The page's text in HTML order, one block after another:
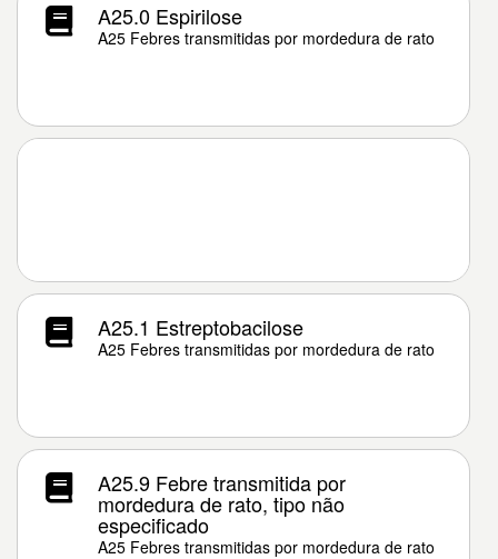
A25.0 Espirilose
A25 Febres transmitidas por mordedura de rato
A25.1 Estreptobacilose
A25 Febres transmitidas por mordedura de rato
A25.9 Febre transmitida por
mordedura de rato, tipo não
especificado
A25 Febres transmitidas por mordedura de rato